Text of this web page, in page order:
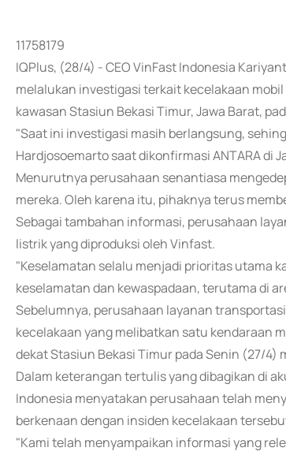
11758179
IQPlus, (28/4) - CEO VinFast Indonesia
melalukan investigasi terkait kecelakaan
kawasan Stasiun Bekasi Timur, Jawa Barat,
"Saat ini investigasi masih berlangsung,
Hardjosoemarto saat dikonfirmasi ANTARA di
Menurutnya perusahaan senantiasa
mereka. Oleh karena itu, pihaknya terus
Sebagai tambahan informasi, perusahaan
listrik yang diproduksi oleh Vinfast.
"Keselamatan selalu menjadi prioritas utama
keselamatan dan kewaspadaan, terutama di
Sebelumnya, perusahaan layanan
kecelakaan yang melibatkan satu kendaraan
dekat Stasiun Bekasi Timur pada Senin (27/4)
Dalam keterangan tertulis yang dibagikan di
Indonesia menyatakan perusahaan telah
berkenaan dengan insiden kecelakaan
"Kami telah menyampaikan informasi yang